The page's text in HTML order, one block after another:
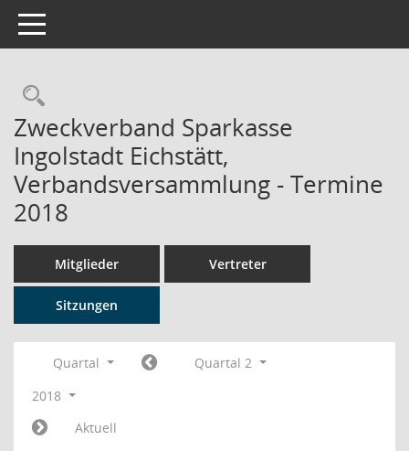
Toggle navigation
Rechercheauswahl
Zweckverband Sparkasse
Ingolstadt Eichstätt,
Verbandsversammlung - Termine
2018
Mitglieder Vertreter
Sitzungen
Quartal
Quartal 2
2018
Aktuell